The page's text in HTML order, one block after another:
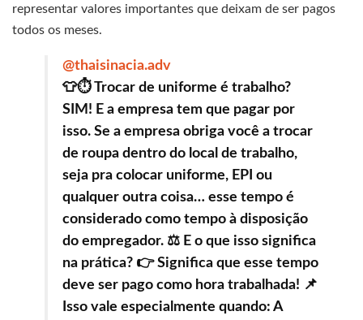
representar valores importantes que deixam de ser pagos
todos os meses.
@thaisinacia.adv
👕⏱️ Trocar de uniforme é trabalho?
SIM! E a empresa tem que pagar por
isso. Se a empresa obriga você a trocar
de roupa dentro do local de trabalho,
seja pra colocar uniforme, EPI ou
qualquer outra coisa… esse tempo é
considerado como tempo à disposição
do empregador. ⚖️ E o que isso significa
na prática? 👉 Significa que esse tempo
deve ser pago como hora trabalhada! 📌
Isso vale especialmente quando: A